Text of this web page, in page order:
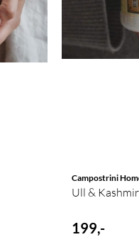
Campostrini
Ull & Kashmir
199,-